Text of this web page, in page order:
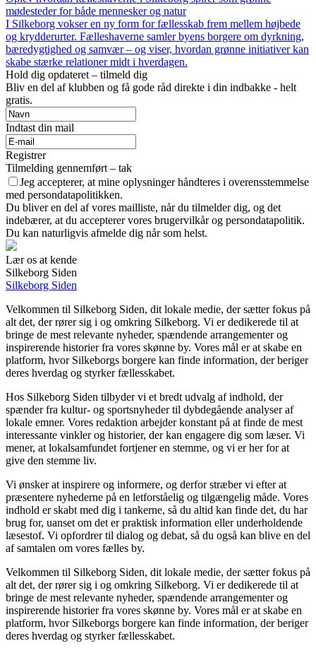
mødesteder for både mennesker og natur
I Silkeborg vokser en ny form for fællesskab frem mellem højbede
og krydderurter. Fælleshaverne samler byens borgere om dyrkning,
bæredygtighed og samvær – og viser, hvordan grønne initiativer kan
skabe stærke relationer midt i hverdagen.
Hold dig opdateret – tilmeld dig
Bliv en del af klubben og få gode råd direkte i din indbakke - helt
gratis.
Indtast din mail
Registrer
Tilmelding gennemført – tak
Jeg accepterer, at mine oplysninger håndteres i overensstemmelse
med persondatapolitikken.
Du bliver en del af vores mailliste, når du tilmelder dig, og det
indebærer, at du accepterer vores brugervilkår og persondatapolitik.
Du kan naturligvis afmelde dig når som helst.
Lær os at kende
Silkeborg Siden
Silkeborg Siden
Velkommen til Silkeborg Siden, dit lokale medie, der sætter fokus på
alt det, der rører sig i og omkring Silkeborg. Vi er dedikerede til at
bringe de mest relevante nyheder, spændende arrangementer og
inspirerende historier fra vores skønne by. Vores mål er at skabe en
platform, hvor Silkeborgs borgere kan finde information, der beriger
deres hverdag og styrker fællesskabet.
Hos Silkeborg Siden tilbyder vi et bredt udvalg af indhold, der
spænder fra kultur- og sportsnyheder til dybdegående analyser af
lokale emner. Vores redaktion arbejder konstant på at finde de mest
interessante vinkler og historier, der kan engagere dig som læser. Vi
mener, at lokalsamfundet fortjener en stemme, og vi er her for at
give den stemme liv.
Vi ønsker at inspirere og informere, og derfor stræber vi efter at
præsentere nyhederne på en letforståelig og tilgængelig måde. Vores
indhold er skabt med dig i tankerne, så du altid kan finde det, du har
brug for, uanset om det er praktisk information eller underholdende
læsestof. Vi opfordrer til dialog og debat, så du også kan blive en del
af samtalen om vores fælles by.
Velkommen til Silkeborg Siden, dit lokale medie, der sætter fokus på
alt det, der rører sig i og omkring Silkeborg. Vi er dedikerede til at
bringe de mest relevante nyheder, spændende arrangementer og
inspirerende historier fra vores skønne by. Vores mål er at skabe en
platform, hvor Silkeborgs borgere kan finde information, der beriger
deres hverdag og styrker fællesskabet.